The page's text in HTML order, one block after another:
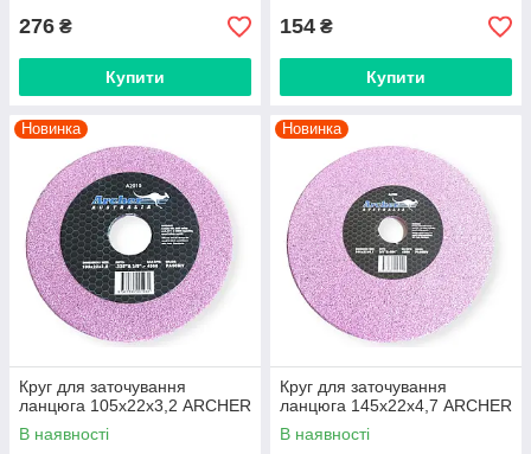
276 ₴
Купити
154 ₴
Купити
Новинка
Круг для заточування
ланцюга 105х22х3,2 ARCHER
В наявності
Новинка
Круг для заточування
ланцюга 145х22х4,7 ARCHER
В наявності